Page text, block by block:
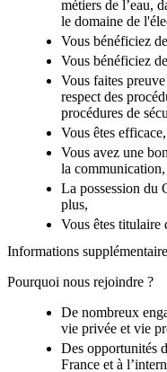
métiers de l’eau,
le domaine de
Vous bénéficiez
Vous bénéficiez
Vous faites
respect des
procédures de
Vous êtes
Vous avez une
la communication,
La possession du
plus,
Vous êtes titulaire
Informations
Pourquoi nous rejoindre ?
De nombreux
vie privée et vie
Des opportunités
France et à